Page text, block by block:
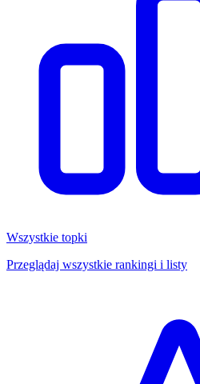
Wszystkie topki
Przeglądaj wszystkie rankingi i listy